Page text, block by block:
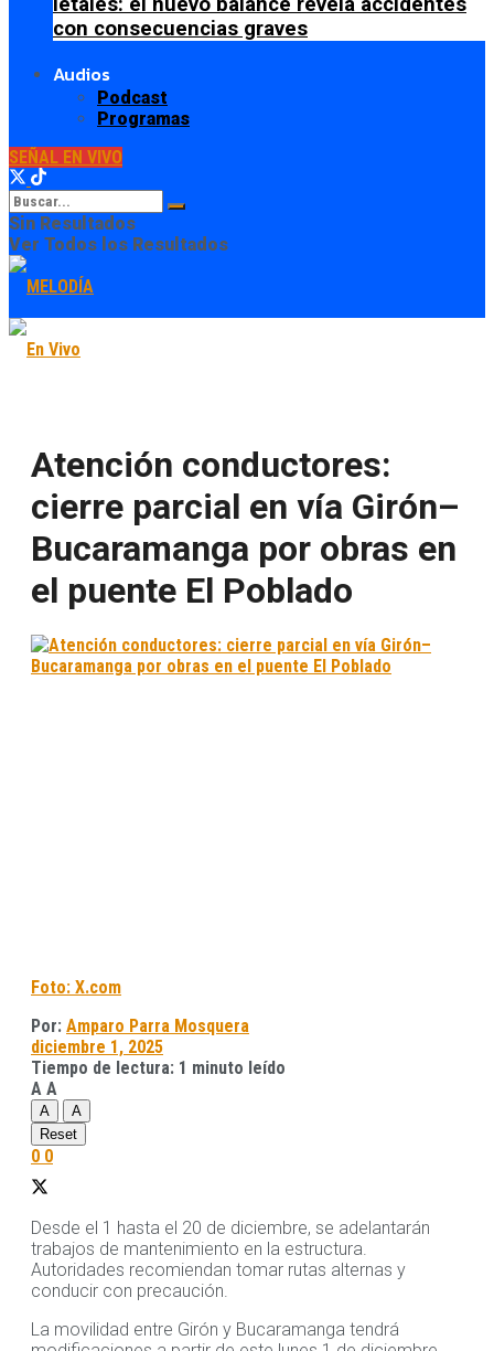
con consecuencias graves
Audios
Podcast
Programas
SEÑAL EN VIVO
Sin Resultados
Ver Todos los Resultados
Atención conductores:
cierre parcial en vía Girón–
Bucaramanga por obras en
el puente El Poblado
Foto: X.com
Por: Amparo Parra Mosquera
diciembre 1, 2025
Tiempo de lectura: 1 minuto leído
A A
A
A
Reset
0 0
Desde el 1 hasta el 20 de diciembre, se adelantarán
trabajos de mantenimiento en la estructura.
Autoridades recomiendan tomar rutas alternas y
conducir con precaución.
La movilidad entre Girón y Bucaramanga tendrá